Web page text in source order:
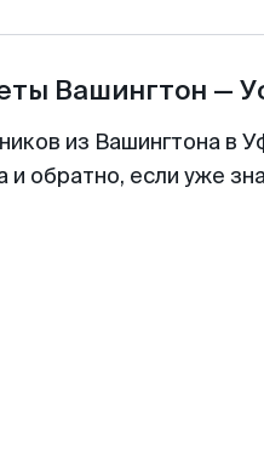
Вашингтон —
из Вашингтона в
и обратно, если уже